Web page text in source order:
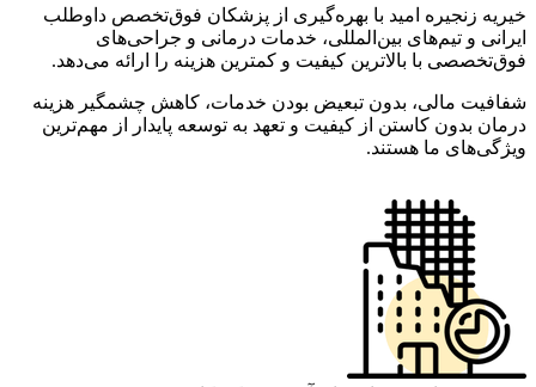
خیریه زنجیره امید با بهره‌گیری از پزشکان فوق‌تخصص داوطلب
ایرانی و تیم‌های بین‌المللی، خدمات درمانی و جراحی‌های
فوق‌تخصصی با بالاترین کیفیت و کمترین هزینه را ارائه می‌دهد.
شفافیت مالی، بدون تبعیض بودن خدمات، کاهش چشمگیر هزینه
درمان بدون کاستن از کیفیت و تعهد به توسعه پایدار از مهم‌ترین
ویژگی‌های ما هستند.